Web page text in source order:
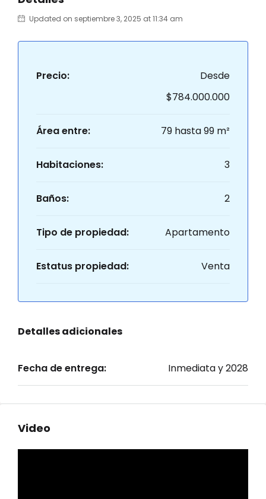
Updated on septiembre 3, 2025 at 11:34 am
Precio:
Desde
$784.000.000
Área entre: 79 hasta 99 m²
Habitaciones: 3
Baños: 2
Tipo de propiedad: Apartamento
Estatus propiedad: Venta
Detalles adicionales
Fecha de entrega: Inmediata y 2028
Video